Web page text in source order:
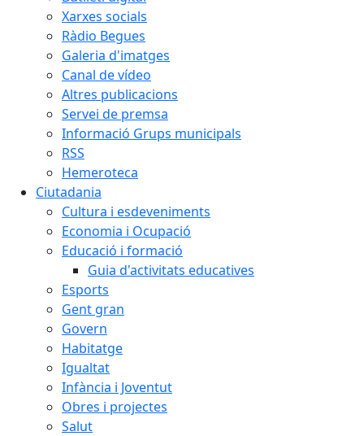
Xarxes socials
Ràdio Begues
Galeria d'imatges
Canal de vídeo
Altres publicacions
Servei de premsa
Informació Grups municipals
RSS
Hemeroteca
Ciutadania
Cultura i esdeveniments
Economia i Ocupació
Educació i formació
Guia d'activitats educatives
Esports
Gent gran
Govern
Habitatge
Igualtat
Infància i Joventut
Obres i projectes
Salut